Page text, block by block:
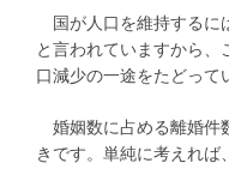
国が人口を維持するに
と言われていますから、
口減少の一途をたどって
婚姻数に占める離婚件
きです。単純に考えれば